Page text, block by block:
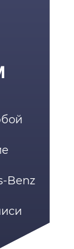
Benz